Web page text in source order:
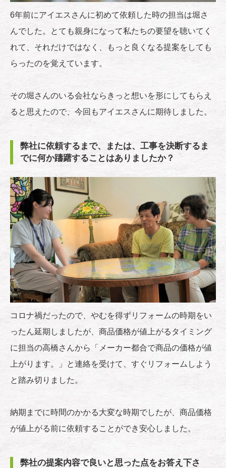
6年前にアイエスさんに初めて依頼した時の担当は堀さ
んでした。とても親身になって私たちの要望を聴いてく
れて、それだけではなく、もっと良くなる提案をしても
らったのを覚えています。
その堀さんのいる会社ならきっと想いを形にしてもらえ
ると思えたので、今回もアイエスさんに期待しました。
弊社に依頼するまで、または、工事を決断するま
でに何か躊躇することはありましたか？
コロナ禍だったので、やむを得ずリフォームの時期をい
ったん延期しましたが、商品価格が値上がるタイミング
に担当の高橋さんから「メーカー都合で商品の価格が値
上がります。」と連絡を受けて、すぐリフォームしよう
と踏み切りました。
納期までに時間のかかる大変な時期でしたが、商品価格
が値上がる前に依頼することができ安心しました。
弊社の提案内容で良いと思った点をお答え下さ